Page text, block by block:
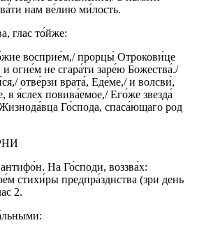
нам ве́лию ми́лость.
глас то́йже:
восприе́м,/ прорцы́ Отрокови́це
огне́м не сгара́ти заре́ю Божества́./
отве́рзи врата́, Еде́ме,/ и волсви́,
в я́слех повива́емое,/ Его́же звезда́
Го́спода, спаса́ющаго род
На Го́споди, воззва́х:
стихи́ры предпра́зднства (зри день
2.